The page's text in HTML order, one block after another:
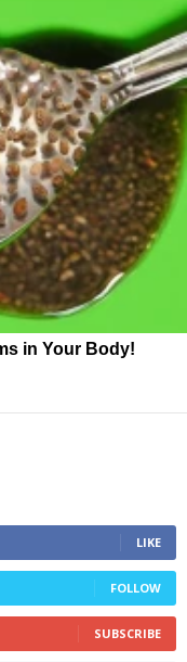
in Your Body!
LIKE
FOLLOW
SUBSCRIBE